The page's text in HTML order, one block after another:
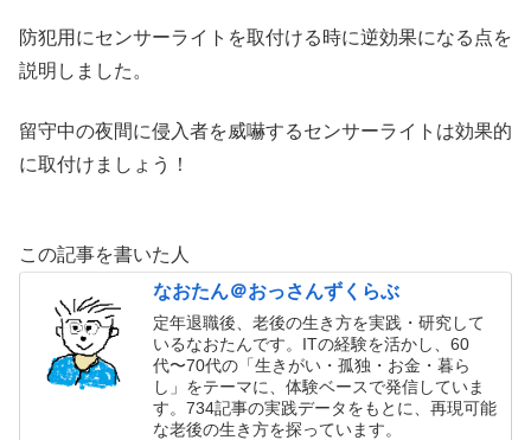
防犯用にセンサーライトを取付ける時に逆効果になる点を
説明しました。
留守中の夜間に侵入者を威嚇するセンサーライトは効果的
に取付けましょう！
この記事を書いた人
なおたん＠おっさんずくらぶ
定年退職後、老後の生き方を実践・研究して
いるなおたんです。ITの経験を活かし、60
代〜70代の「生きがい・孤独・お金・暮ら
し」をテーマに、体験ベースで発信していま
す。734記事の実践データをもとに、再現可能
な老後の生き方を探っています。